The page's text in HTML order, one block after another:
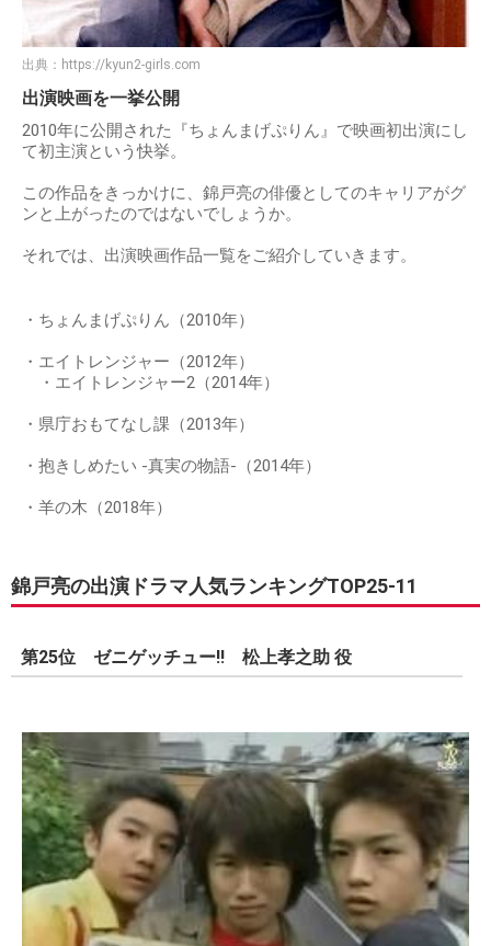
出典： https://kyun2-girls.com
出演映画を一挙公開
2010年に公開された『ちょんまげぷりん』で映画初出演にし
て初主演という快挙。
この作品をきっかけに、錦戸亮の俳優としてのキャリアがグ
ンと上がったのではないでしょうか。
それでは、出演映画作品一覧をご紹介していきます。
・ちょんまげぷりん（2010年）
・エイトレンジャー（2012年）
・エイトレンジャー2（2014年）
・県庁おもてなし課（2013年）
・抱きしめたい -真実の物語-（2014年）
・羊の木（2018年）
錦戸亮の出演ドラマ人気ランキングTOP25-11
第25位 ゼニゲッチュー!! 松上孝之助 役